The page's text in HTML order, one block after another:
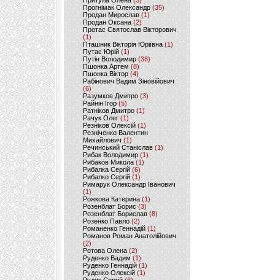
Прогнімак Олександр(35)
Продан Мирослав(1)
Продан Оксана (2)
Протас Святослав Вікторович
(1)
Пташник Вікторія Юріївна (1)
Путас Юрій (1)
Путін Володимир(38)
Пшонка Артем (8)
Пшонка Віктор(4)
Рабінович Вадим Зіновійович
(6)
Разумков Дмитро (3)
Райнін Ігор(5)
Ратніков Дмитро (1)
Рачук Олег (1)
Резніков Олексій(1)
Резніченко Валентин
Михайлович (1)
Речинський Станіслав (1)
Рибак Володимир(1)
Рибаков Микола(1)
Рибалка Сергій (6)
Рибалко Сергій (1)
Римарук Олександр Іванович
(1)
Рожкова Катерина(1)
Розенблат Борис (3)
Розенблат Борислав (8)
Розенко Павло (2)
Романенко Геннадій (1)
Романов Роман Анатолійович
(2)
Ротова Олена(2)
Руденко Вадим (1)
Руденко Геннадій (1)
Руденко Олексій(1)